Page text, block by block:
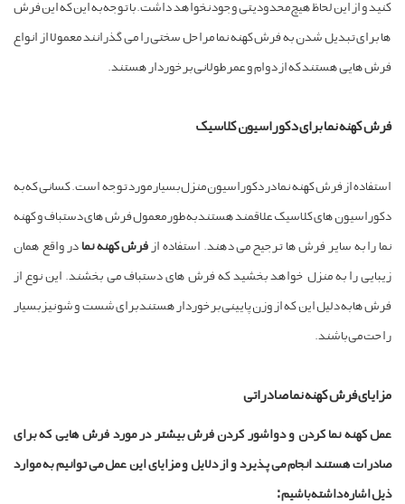
کنید و از این لحاظ هیچ محدودیتی وجود نخواهد داشت. با توجه به این که این فرش
ها برای تبدیل شدن به فرش کهنه نما مراحل سختی را می گذرانند معمولا از انواع
فرش هایی هستند که از دوام و عمر طولانی برخوردار هستند.
فرش کهنه نما برای دکوراسیون کلاسیک
استفاده از فرش کهنه نما در دکوراسیون منزل بسیار مورد توجه است. کسانی که به
دکوراسیون های کلاسیک علاقمند هستند به طور معمول فرش های دستباف و کهنه
نما را به سایر فرش ها ترجیح می دهند. استفاده از فرش کهنه نما در واقع همان
زیبایی را به منزل خواهد بخشید که فرش های دستباف می بخشند. این نوع از
فرش ها به دلیل این که از وزن پایینی برخوردار هستند برای شست و شو نیز بسیار
راحت می باشند.
مزایای فرش کهنه نما صادراتی
عمل کهنه نما کردن و دواشور کردن فرش بیشتر در مورد فرش هایی که برای
صادرات هستند انجام می پذیرد و از دلایل و مزایای این عمل می توانیم به موارد
ذیل اشاره داشته باشیم :